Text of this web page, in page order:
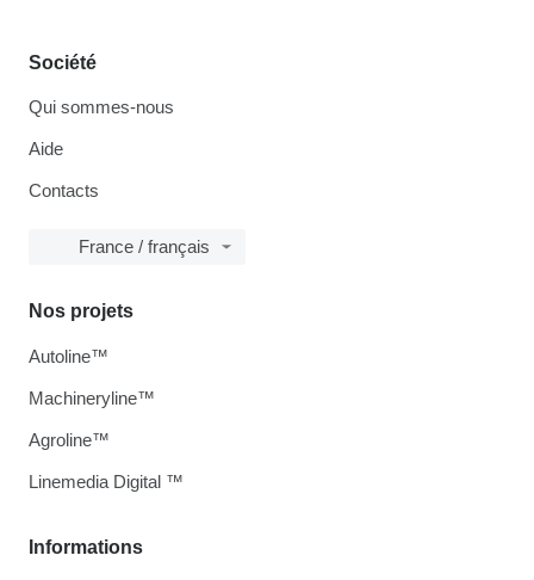
Société
Qui sommes-nous
Aide
Contacts
France / français
Informations
Nos projets
Autoline™
Machineryline™
Agroline™
Linemedia Digital ™